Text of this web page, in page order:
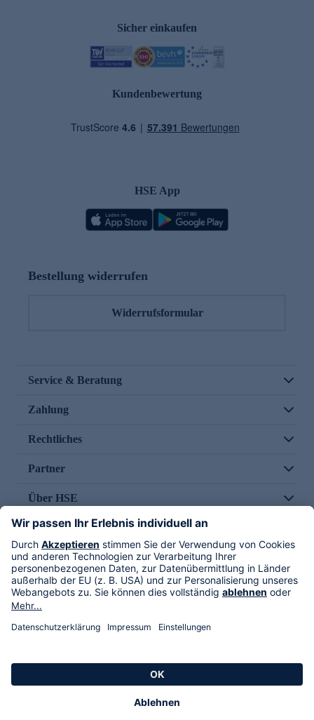
Sicher einkaufen
Kundenbewertung
HSE App
Bestellung widerrufen
Widerrufsformular
Service & Beratung
Zahlung
Rechtliches
Partner
Über HSE
Im TV
HSE International